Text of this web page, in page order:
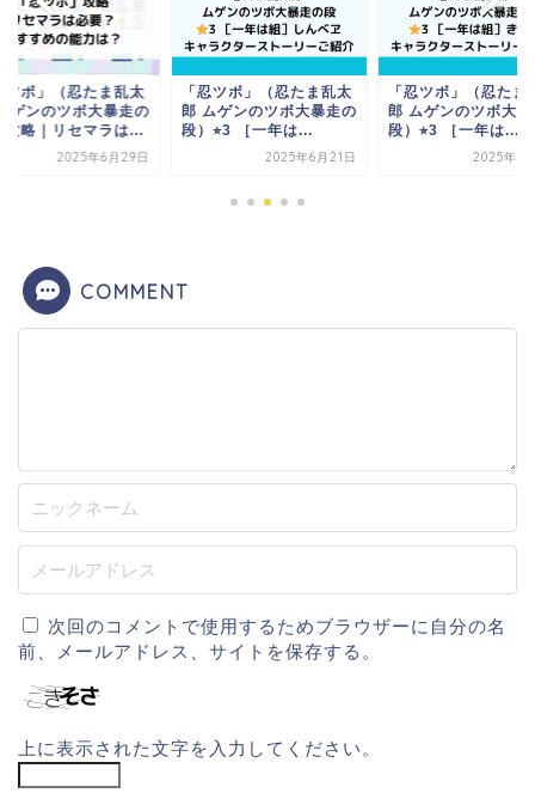
ツボ」（忍たま乱太
ゲンのツボ大暴走の
攻略｜リセマラは...
2025年6月29日
「忍ツボ」（忍たま乱太
郎 ムゲンのツボ大暴走の
段）⭐︎3 ［一年は...
2025年6月21日
「忍ツボ」（忍たま
郎 ムゲンのツボ大暴
段）⭐︎3 ［一年は...
2025年6
COMMENT
次回のコメントで使用するためブラウザーに自分の名
前、メールアドレス、サイトを保存する。
上に表示された文字を入力してください。